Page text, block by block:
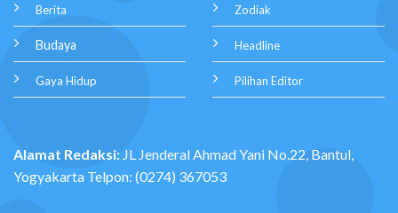
Berita
Budaya
Gaya Hidup
Zodiak
Headline
Pilihan Editor
Alamat Redaksi: JL Jenderal Ahmad Yani No.22, Bantul,
Yogyakarta Telpon: (0274) 367053